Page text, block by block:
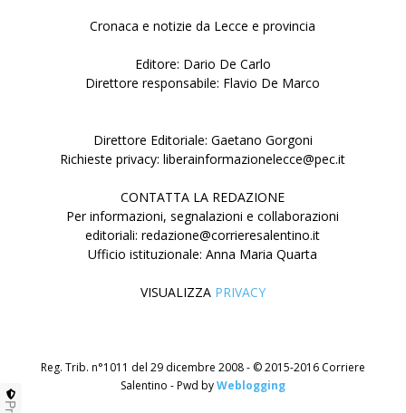
Cronaca e notizie da Lecce e provincia
Editore: Dario De Carlo
Direttore responsabile: Flavio De Marco
Direttore Editoriale: Gaetano Gorgoni
Richieste privacy: liberainformazionelecce@pec.it
CONTATTA LA REDAZIONE
Per informazioni, segnalazioni e collaborazioni
editoriali: redazione@corrieresalentino.it
Ufficio istituzionale: Anna Maria Quarta
VISUALIZZA PRIVACY
Reg. Trib. n°1011 del 29 dicembre 2008 - © 2015-2016 Corriere
Salentino - Pwd byWeblogging